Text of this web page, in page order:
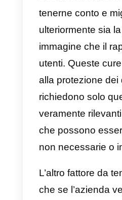
Consigli
attivo il tuo